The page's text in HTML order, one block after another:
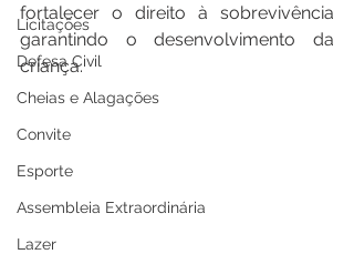
Licitações
Defesa Civil
Cheias e Alagações
Convite
Esporte
Assembleia Extraordinária
Lazer
fortalecer o direito à sobrevivência
garantindo o desenvolvimento da
criança.